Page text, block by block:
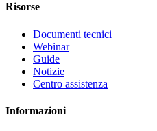
Risorse
Documenti tecnici
Webinar
Guide
Notizie
Centro assistenza
Informazioni